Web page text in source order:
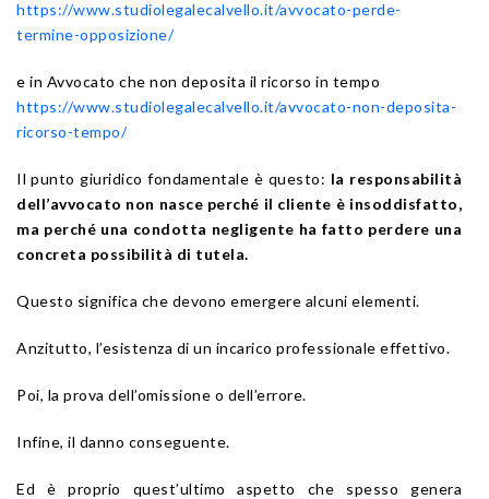
https://www.studiolegalecalvello.it/avvocato-perde-
termine-opposizione/
e in Avvocato che non deposita il ricorso in tempo
https://www.studiolegalecalvello.it/avvocato-non-deposita-
ricorso-tempo/
Il punto giuridico fondamentale è questo: la responsabilità
dell’avvocato non nasce perché il cliente è insoddisfatto,
ma perché una condotta negligente ha fatto perdere una
concreta possibilità di tutela.
Questo significa che devono emergere alcuni elementi.
Anzitutto, l’esistenza di un incarico professionale effettivo.
Poi, la prova dell’omissione o dell’errore.
Infine, il danno conseguente.
Ed è proprio quest’ultimo aspetto che spesso genera